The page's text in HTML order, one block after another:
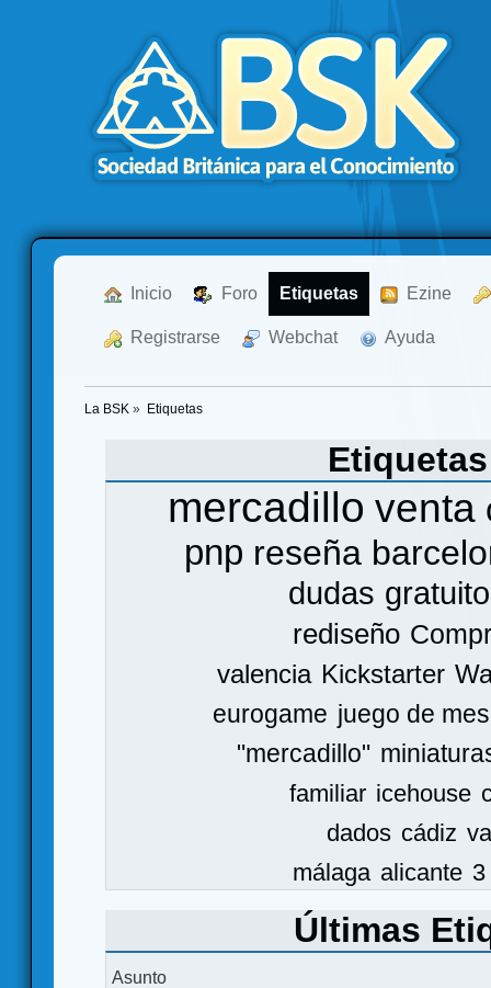
Inicio Foro Etiquetas Ezine
Registrarse Webchat Ayuda
La BSK » Etiquetas
mercadillo venta
pnp reseña
dudas gratuito
rediseño
valencia Kickstarter
eurogame juego de
"mercadillo"
familiar icehouse
dados cádiz
málaga alicante
Últimas
Asunto